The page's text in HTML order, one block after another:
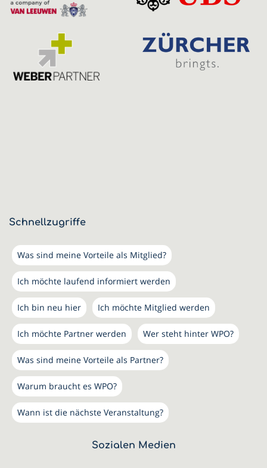
Schnellzugriffe
Was sind meine Vorteile als Mitglied?
Ich möchte laufend informiert werden
Ich bin neu hier Ich möchte Mitglied werden
Ich möchte Partner werden Wer steht hinter WPO?
Was sind meine Vorteile als Partner?
Warum braucht es WPO?
Wann ist die nächste Veranstaltung?
Sozialen Medien